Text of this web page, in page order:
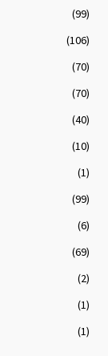
(99)
(106)
(70)
(70)
(40)
(10)
(1)
(99)
(6)
(69)
(2)
(1)
(1)